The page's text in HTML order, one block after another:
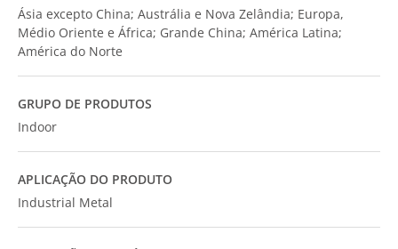
Ásia excepto China; Austrália e Nova Zelândia; Europa,
Médio Oriente e África; Grande China; América Latina;
América do Norte
GRUPO DE PRODUTOS
Indoor
APLICAÇÃO DO PRODUTO
Industrial Metal